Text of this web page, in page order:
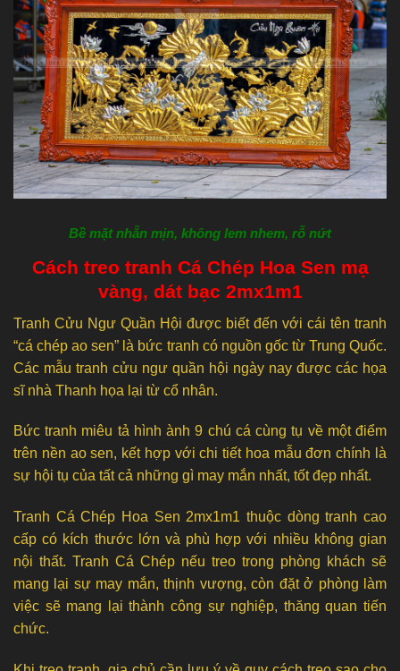
Bề mặt nhẵn mịn, không lem nhem, rỗ nứt
Cách treo tranh Cá Chép Hoa Sen mạ
vàng, dát bạc 2mx1m1
Tranh Cửu Ngư Quần Hội được biết đến với cái tên tranh
“cá chép ao sen” là bức tranh có nguồn gốc từ Trung Quốc.
Các mẫu tranh cửu ngư quần hội ngày nay được các họa
sĩ nhà Thanh họa lại từ cổ nhân.
Bức tranh miêu tả hình ành 9 chú cá cùng tụ về một điểm
trên nền ao sen, kết hợp với chi tiết hoa mẫu đơn chính là
sự hội tụ của tất cả những gì may mắn nhất, tốt đẹp nhất.
Tranh Cá Chép Hoa Sen 2mx1m1 thuộc dòng tranh cao
cấp có kích thước lớn và phù hợp với nhiều không gian
nội thất. Tranh Cá Chép nếu treo trong phòng khách sẽ
mang lại sự may mắn, thịnh vượng, còn đặt ở phòng làm
việc sẽ mang lại thành công sự nghiệp, thăng quan tiến
chức.